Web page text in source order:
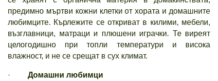
предимно мъртви кожни клетки от хората и домашните
любимците. Кърлежите се откриват в килими, мебели,
възглавници, матраци и плюшени играчки. Те виреят
целогодишно при топли температури и висока
влажност, и не се срещат в сух климат.
· Домашни любимци